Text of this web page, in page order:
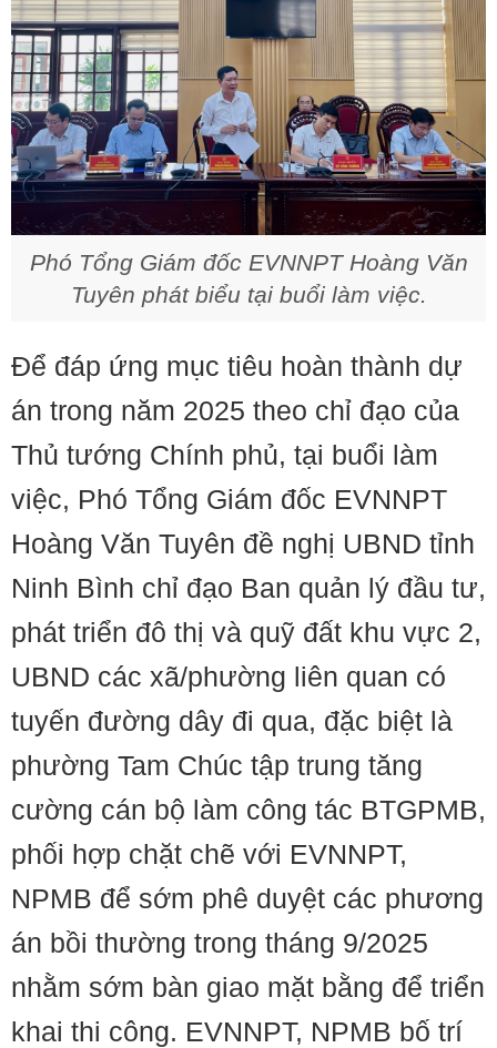
Phó Tổng Giám đốc EVNNPT Hoàng Văn
Tuyên phát biểu tại buổi làm việc.
Để đáp ứng mục tiêu hoàn thành dự
án trong năm 2025 theo chỉ đạo của
Thủ tướng Chính phủ, tại buổi làm
việc, Phó Tổng Giám đốc EVNNPT
Hoàng Văn Tuyên đề nghị UBND tỉnh
Ninh Bình chỉ đạo Ban quản lý đầu tư,
phát triển đô thị và quỹ đất khu vực 2,
UBND các xã/phường liên quan có
tuyến đường dây đi qua, đặc biệt là
phường Tam Chúc tập trung tăng
cường cán bộ làm công tác BTGPMB,
phối hợp chặt chẽ với EVNNPT,
NPMB để sớm phê duyệt các phương
án bồi thường trong tháng 9/2025
nhằm sớm bàn giao mặt bằng để triển
khai thi công. EVNNPT, NPMB bố trí